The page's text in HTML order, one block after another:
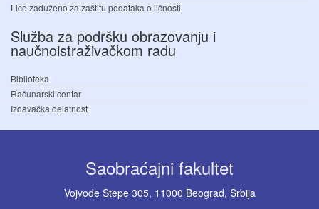
Lice zaduženo za zaštitu podataka o ličnosti
Služba za podršku obrazovanju i
naučnoistraživačkom radu
Biblioteka
Računarski centar
Izdavačka delatnost
Saobraćajni fakultet
Vojvode Stepe 305, 11000 Beograd, Srbija